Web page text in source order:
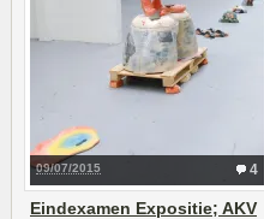
4
09/07/2015
Eindexamen Expositie; AKV